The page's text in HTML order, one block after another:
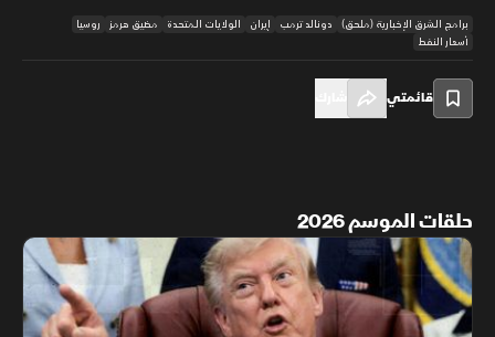
برامج الشرق الإخبارية (ملحق) دونالد ترمب إيران الولايات المتحدة مضيق هرمز روسيا
أسعار النفط
قائمتي
حلقات الموسم 2026